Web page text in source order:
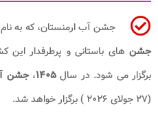
جشن آب ارمنستان، که به نام
جشن های باستانی و پرطرفدار
برگزار می شود. در سال ۱۴۰۵،جشن آب
(۲۷ جولای ۲۰۲۶ ) برگزار خواهد شد.